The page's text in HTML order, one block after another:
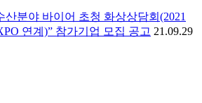
산분야 바이어 초청 화상상담회(2021
연계)” 참가기업 모집 공고 21.09.29